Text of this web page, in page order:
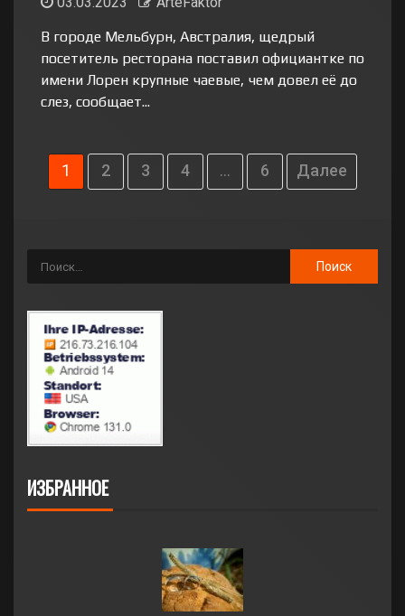
В городе Мельбурн, Австралия, щедрый
посетитель ресторана поставил официантке по
имени Лорен крупные чаевые, чем довел её до
слез, сообщает...
1 2 3 4 … 6 Далее
ИЗБРАННОЕ